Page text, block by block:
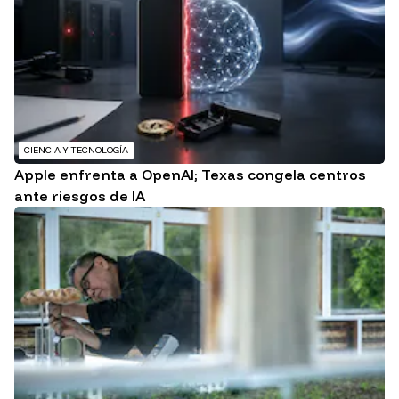
CIENCIA Y TECNOLOGÍA
Apple enfrenta a OpenAI; Texas congela centros
ante riesgos de IA